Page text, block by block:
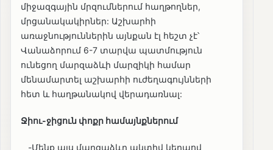
միջազգային մրզումներում հաղթողներ,
մրցանակակիրներ: Աշխարհի
առաջնություններին այնքան էլ հեշտ չէ՝
Վանաձորում 6-7 տարվա պատմություն
ունեցող մարզաձևի մարզիկի համար
մենամարտել աշխարհի ուժեղագույնների
հետ և հաղթանակով վերադառնալ:
Ջիու-ջիցուն փոքր համայնքներում
-Մենք այս մարզաձևը ակտիվ կերպով